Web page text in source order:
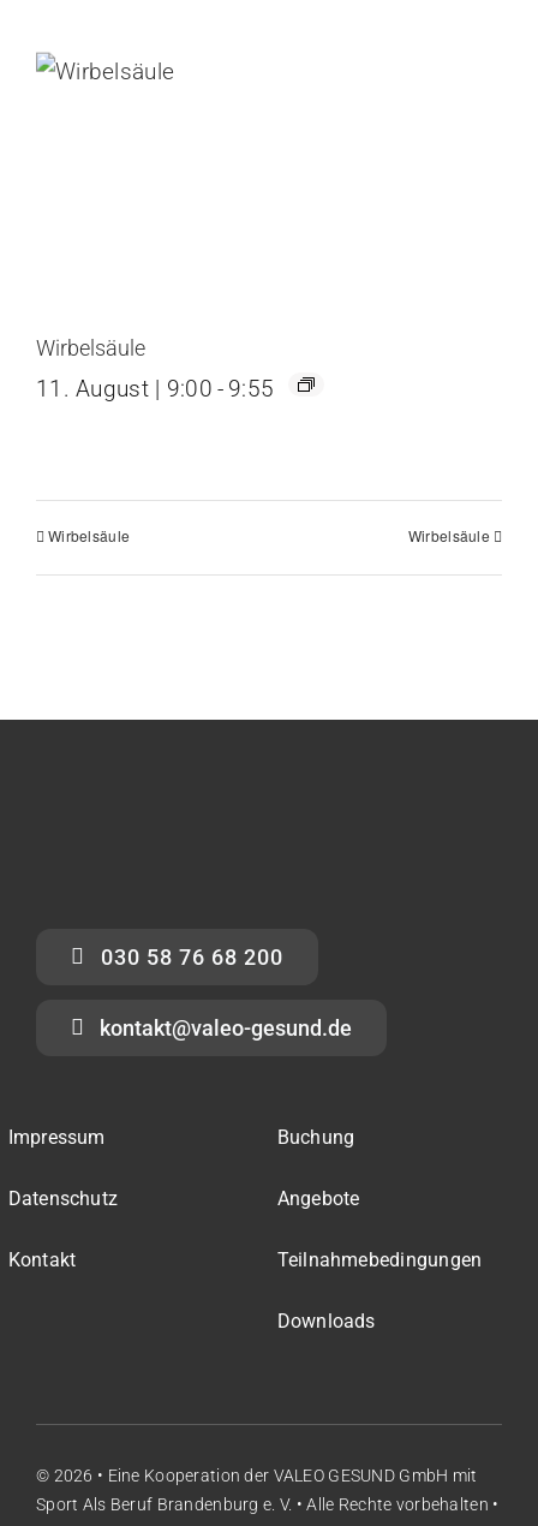
Wirbelsäule
11. August | 9:00 - 9:55
Wirbelsäule Wirbelsäule
030 58 76 68 200
kontakt@valeo-gesund.de
Impressum
Datenschutz
Kontakt
Buchung
Angebote
Teilnahmebedingungen
Downloads
© 2026 • Eine Kooperation der VALEO GESUND GmbH mit
Sport Als Beruf Brandenburg e. V. • Alle Rechte vorbehalten •